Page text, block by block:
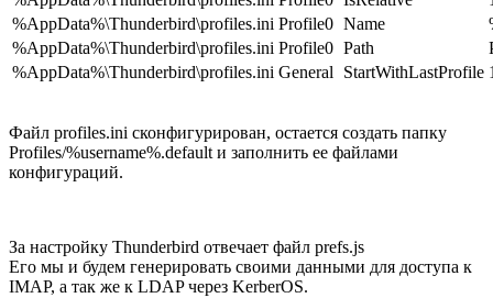
%AppData%\Thunderbird\profiles.ini Profile0 Name
%AppData%\Thunderbird\profiles.ini Profile0 Path
%AppData%\Thunderbird\profiles.ini General StartWithLastProfile
Файл profiles.ini сконфигурирован, остается создать папку
Profiles/%username%.default и заполнить ее файлами
конфигураций.
За настройку Thunderbird отвечает файл prefs.js
Его мы и будем генерировать своими данными для доступа к
IMAP, а так же к LDAP через KerberOS.